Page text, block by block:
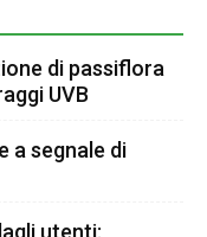
di passiflora
UVB
a segnale di
utenti: